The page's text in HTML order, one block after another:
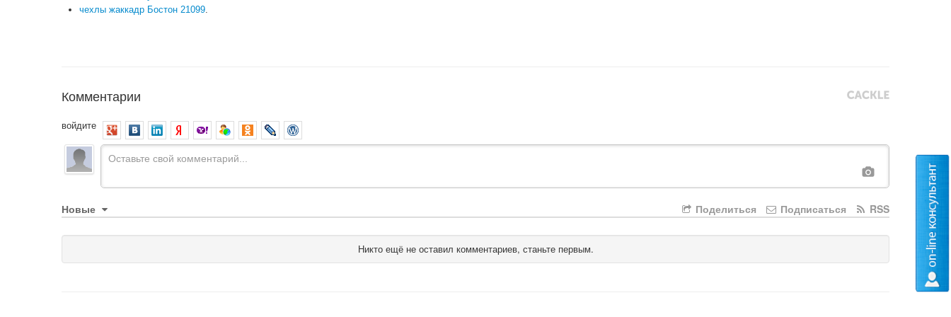
чехлы жаккадр Бостон 21099.
Комментарии
войдите
Новые RSS
Подписаться
Поделиться
Никто ещё не оставил комментариев, станьте первым.